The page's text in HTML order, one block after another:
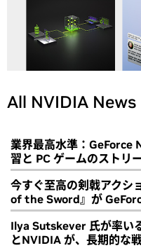
All NVIDIA News
業界最高水準：GeForce
習と PC ゲームのストリ
今すぐ至高の剣戟アク
of the Sword』が
Ilya Sutskever 氏が率い
とNVIDIA が、長期的な